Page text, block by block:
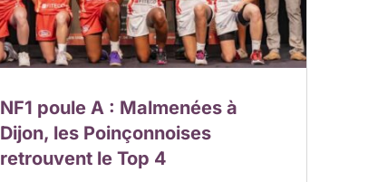
NF1 poule A : Malmenées à
Dijon, les Poinçonnoises
retrouvent le Top 4